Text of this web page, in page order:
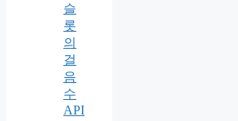
슬
롯
의
걸
음
수
API